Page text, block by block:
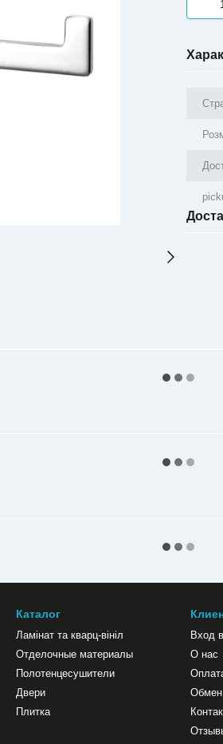
Каталог
Ламінат та кварц-вініл
Отделочные материалы
Полотенцесушители
Двери
Плитка
Вход
О нас
Обмен